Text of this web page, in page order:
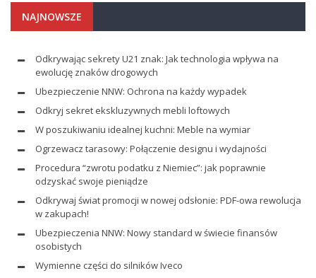
NAJNOWSZE
Odkrywając sekrety U21 znak: Jak technologia wpływa na
ewolucję znaków drogowych
Ubezpieczenie NNW: Ochrona na każdy wypadek
Odkryj sekret ekskluzywnych mebli loftowych
W poszukiwaniu idealnej kuchni: Meble na wymiar
Ogrzewacz tarasowy: Połączenie designu i wydajności
Procedura “zwrotu podatku z Niemiec”: jak poprawnie
odzyskać swoje pieniądze
Odkrywaj świat promocji w nowej odsłonie: PDF-owa rewolucja
w zakupach!
Ubezpieczenia NNW: Nowy standard w świecie finansów
osobistych
Wymienne części do silników Iveco